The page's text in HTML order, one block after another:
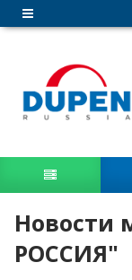
Новости
РОССИЯ"